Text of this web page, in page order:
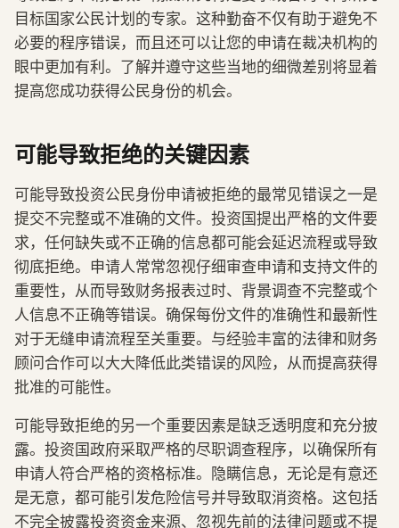
目标国家公民计划的专家。这种勤奋不仅有助于避免不
必要的程序错误，而且还可以让您的申请在裁决机构的
眼中更加有利。了解并遵守这些当地的细微差别将显着
提高您成功获得公民身份的机会。
可能导致拒绝的关键因素
可能导致投资公民身份申请被拒绝的最常见错误之一是
提交不完整或不准确的文件。投资国提出严格的文件要
求，任何缺失或不正确的信息都可能会延迟流程或导致
彻底拒绝。申请人常常忽视仔细审查申请和支持文件的
重要性，从而导致财务报表过时、背景调查不完整或个
人信息不正确等错误。确保每份文件的准确性和最新性
对于无缝申请流程至关重要。与经验丰富的法律和财务
顾问合作可以大大降低此类错误的风险，从而提高获得
批准的可能性。
可能导致拒绝的另一个重要因素是缺乏透明度和充分披
露。投资国政府采取严格的尽职调查程序，以确保所有
申请人符合严格的资格标准。隐瞒信息，无论是有意还
是无意，都可能引发危险信号并导致取消资格。这包括
不完全披露投资资金来源、忽视先前的法律问题或不提